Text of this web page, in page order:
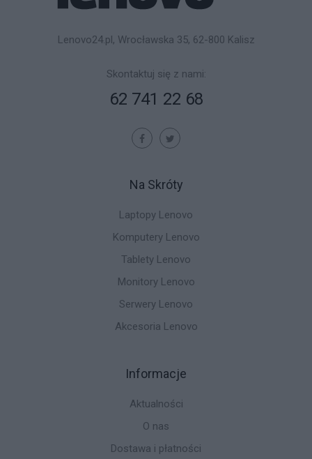
Lenovo24.pl, Wrocławska 35, 62-800 Kalisz
Skontaktuj się z nami:
62 741 22 68
Na Skróty
Laptopy Lenovo
Komputery Lenovo
Tablety Lenovo
Monitory Lenovo
Serwery Lenovo
Akcesoria Lenovo
Informacje
Aktualności
O nas
Dostawa i płatności